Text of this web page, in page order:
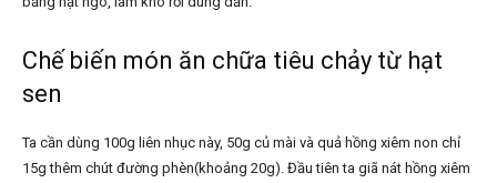
Chế biến món ăn chữa tiêu chảy từ hạt
sen
Ta cần dùng 100g liên nhục này, 50g củ mài và quả hồng xiêm non chỉ
15g thêm chút đường phèn(khoảng 20g). Đầu tiên ta giã nát hồng xiêm